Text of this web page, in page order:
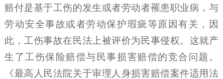
赔付是基于工伤的发生或者劳动者罹患职业病，与
劳动安全事故或者劳动保护瑕疵等原因有关，因
此，工伤事故在民法上被评价为民事侵权。这就产
生了工伤保险赔偿与民事损害赔偿的竞合问题。
《最高人民法院关于审理人身损害赔偿案件适用法